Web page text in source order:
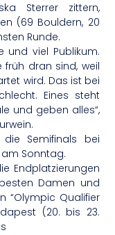
Sterrer zittern,
(69 Bouldern, 20
Runde.
und viel Publikum.
früh dran sind, weil
wird. Das ist bei
Eines steht
und geben alles“,
Semifinals bei
Sonntag.
Endplatzierungen
Damen und
“Olympic Qualifier
(20. bis 23.